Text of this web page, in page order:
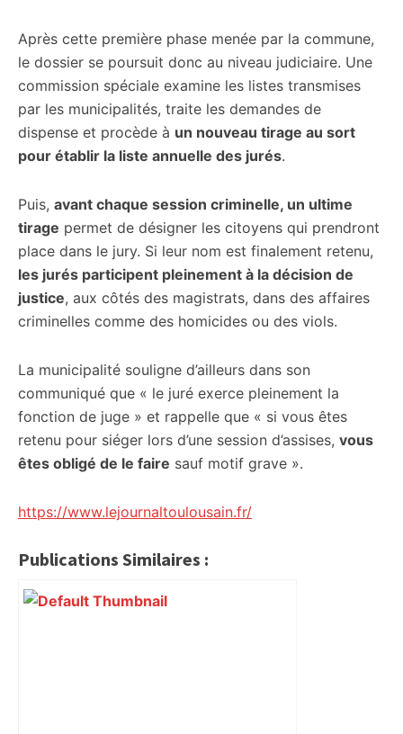
Après cette première phase menée par la commune,
le dossier se poursuit donc au niveau judiciaire. Une
commission spéciale examine les listes transmises
par les municipalités, traite les demandes de
dispense et procède à un nouveau tirage au sort
pour établir la liste annuelle des jurés.
Puis, avant chaque session criminelle, un ultime
tirage permet de désigner les citoyens qui prendront
place dans le jury. Si leur nom est finalement retenu,
les jurés participent pleinement à la décision de
justice, aux côtés des magistrats, dans des affaires
criminelles comme des homicides ou des viols.
La municipalité souligne d’ailleurs dans son
communiqué que « le juré exerce pleinement la
fonction de juge » et rappelle que « si vous êtes
retenu pour siéger lors d’une session d’assises, vous
êtes obligé de le faire sauf motif grave ».
https://www.lejournaltoulousain.fr/
Publications Similaires :